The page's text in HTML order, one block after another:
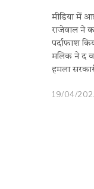
मीडिया में
राजेवाल ने
पर्दाफाश
मलिक ने द
हमला
19/04/